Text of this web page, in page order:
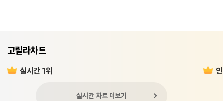
고릴라차트
실시간 1위
실시간 차트 더보기